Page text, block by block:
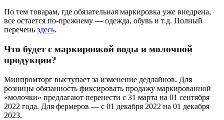
По тем товарам, где обязательная маркировка уже внедрена,
все остается по-прежнему — одежда, обувь и т.д. Полный
перечень здесь.
Что будет с маркировкой воды и молочной
продукции?
Минпромторг выступает за изменение дедлайнов. Для
розницы обязанность фиксировать продажу маркированной
«молочки» предлагают перенести с 31 марта на 01 сентября
2022 года. Для фермеров — с 01 декабря 2022 на 01 декабря
2023.